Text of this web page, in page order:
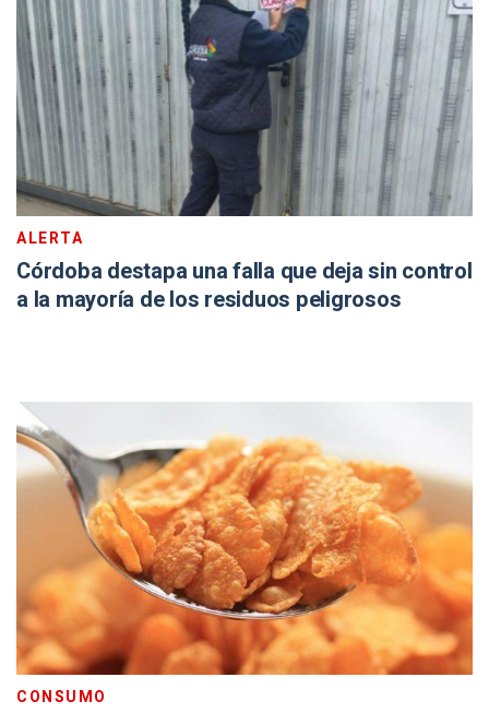
ALERTA
Córdoba destapa una falla que deja sin control
a la mayoría de los residuos peligrosos
CONSUMO